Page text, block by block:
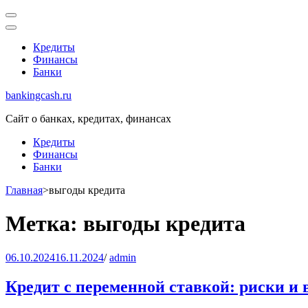
Перейти
к
(нажмите
Enter)
Кредиты
Финансы
Банки
bankingcash.ru
Сайт о банках, кредитах, финансах
Кредиты
Финансы
Банки
Главная>выгоды кредита
Метка: выгоды кредита
06.10.202416.11.2024/ admin
Кредит с переменной ставкой: риски и